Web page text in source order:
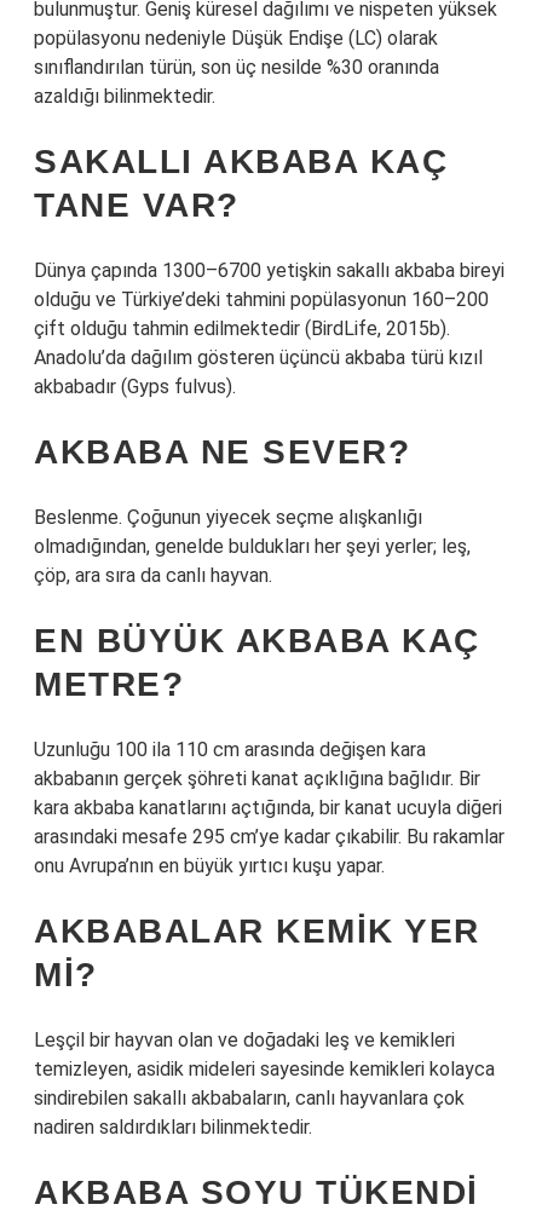
bulunmuştur. Geniş küresel dağılımı ve nispeten yüksek
popülasyonu nedeniyle Düşük Endişe (LC) olarak
sınıflandırılan türün, son üç nesilde %30 oranında
azaldığı bilinmektedir.
SAKALLI AKBABA KAÇ
TANE VAR?
Dünya çapında 1300–6700 yetişkin sakallı akbaba bireyi
olduğu ve Türkiye’deki tahmini popülasyonun 160–200
çift olduğu tahmin edilmektedir (BirdLife, 2015b).
Anadolu’da dağılım gösteren üçüncü akbaba türü kızıl
akbabadır (Gyps fulvus).
AKBABA NE SEVER?
Beslenme. Çoğunun yiyecek seçme alışkanlığı
olmadığından, genelde buldukları her şeyi yerler; leş,
çöp, ara sıra da canlı hayvan.
EN BÜYÜK AKBABA KAÇ
METRE?
Uzunluğu 100 ila 110 cm arasında değişen kara
akbabanın gerçek şöhreti kanat açıklığına bağlıdır. Bir
kara akbaba kanatlarını açtığında, bir kanat ucuyla diğeri
arasındaki mesafe 295 cm’ye kadar çıkabilir. Bu rakamlar
onu Avrupa’nın en büyük yırtıcı kuşu yapar.
AKBABALAR KEMIK YER
MI?
Leşçil bir hayvan olan ve doğadaki leş ve kemikleri
temizleyen, asidik mideleri sayesinde kemikleri kolayca
sindirebilen sakallı akbabaların, canlı hayvanlara çok
nadiren saldırdıkları bilinmektedir.
AKBABA SOYU TÜKENDI